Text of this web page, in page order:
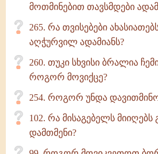
მოთმინებით თავსმდები
265. რა თვისებები
აღჭურვილ ადამიანს?
260. თუკი სხვისი ბრალია
როგორ მოვიქცე?
254. როგორ უნდა
102. რა მისაგებელს მიიღებს
დამთმენი?